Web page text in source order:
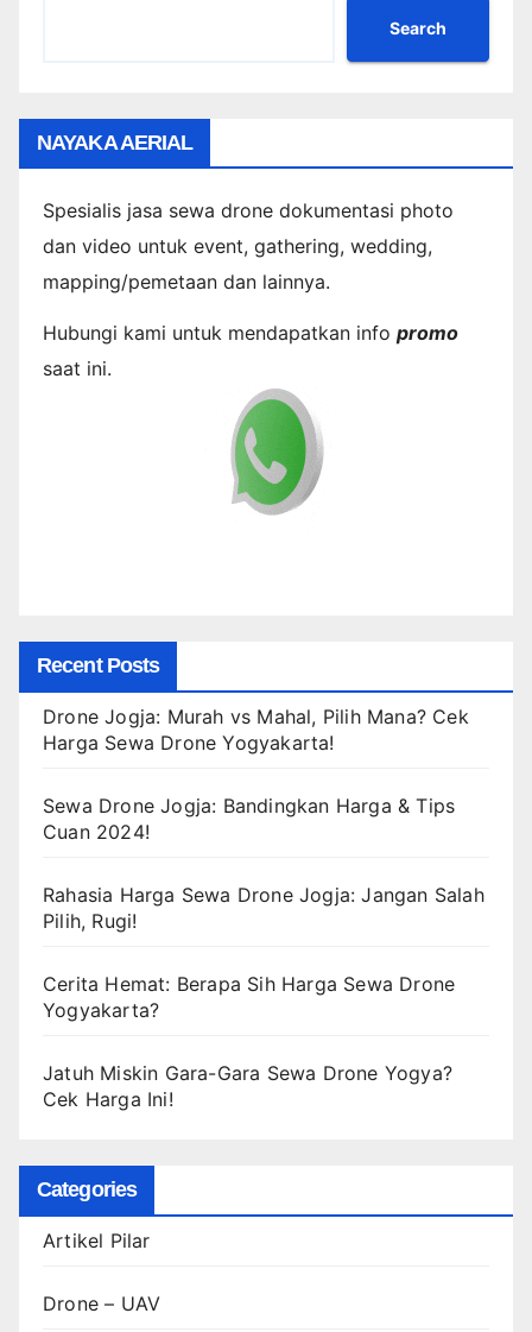
Search
NAYAKA AERIAL
Spesialis jasa sewa drone dokumentasi photo
dan video untuk event, gathering, wedding,
mapping/pemetaan dan lainnya.
Hubungi kami untuk mendapatkan info promo
saat ini.
Recent Posts
Drone Jogja: Murah vs Mahal, Pilih Mana? Cek
Harga Sewa Drone Yogyakarta!
Sewa Drone Jogja: Bandingkan Harga & Tips
Cuan 2024!
Rahasia Harga Sewa Drone Jogja: Jangan Salah
Pilih, Rugi!
Cerita Hemat: Berapa Sih Harga Sewa Drone
Yogyakarta?
Jatuh Miskin Gara-Gara Sewa Drone Yogya?
Cek Harga Ini!
Categories
Artikel Pilar
Drone – UAV